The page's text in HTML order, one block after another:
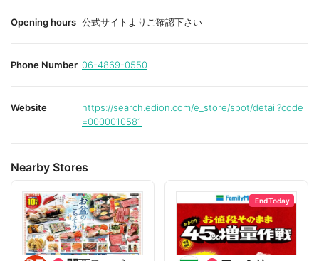
Opening hours 公式サイトよりご確認下さい
Phone Number 06-4869-0550
Website
https://search.edion.com/e_store/spot/detail?code
=0000010581
Nearby Stores
End Today